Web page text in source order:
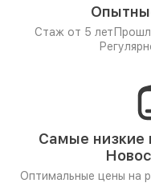
Стаж от 5 лет
Самые низкие
Оптимальные цены на